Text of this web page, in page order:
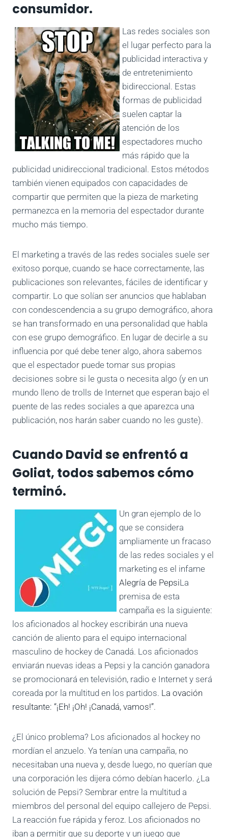
consumidor.
Las redes sociales son
el lugar perfecto para la
publicidad interactiva y
de entretenimiento
bidireccional. Estas
formas de publicidad
suelen captar la
atención de los
espectadores mucho
más rápido que la
publicidad unidireccional tradicional. Estos métodos
también vienen equipados con capacidades de
compartir que permiten que la pieza de marketing
permanezca en la memoria del espectador durante
mucho más tiempo.
El marketing a través de las redes sociales suele ser
exitoso porque, cuando se hace correctamente, las
publicaciones son relevantes, fáciles de identificar y
compartir. Lo que solían ser anuncios que hablaban
con condescendencia a su grupo demográfico, ahora
se han transformado en una personalidad que habla
con ese grupo demográfico. En lugar de decirle a su
influencia por qué debe tener algo, ahora sabemos
que el espectador puede tomar sus propias
decisiones sobre si le gusta o necesita algo (y en un
mundo lleno de trolls de Internet que esperan bajo el
puente de las redes sociales a que aparezca una
publicación, nos harán saber cuando no les guste).
Cuando David se enfrentó a
Goliat, todos sabemos cómo
terminó.
Un gran ejemplo de lo
que se considera
ampliamente un fracaso
de las redes sociales y el
marketing es el infame
Alegría de PepsiLa
premisa de esta
campaña es la siguiente:
los aficionados al hockey escribirán una nueva
canción de aliento para el equipo internacional
masculino de hockey de Canadá. Los aficionados
enviarán nuevas ideas a Pepsi y la canción ganadora
se promocionará en televisión, radio e Internet y será
coreada por la multitud en los partidos. La ovación
resultante: “¡Eh! ¡Oh! ¡Canadá, vamos!”.
¿El único problema? Los aficionados al hockey no
mordían el anzuelo. Ya tenían una campaña, no
necesitaban una nueva y, desde luego, no querían que
una corporación les dijera cómo debían hacerlo. ¿La
solución de Pepsi? Sembrar entre la multitud a
miembros del personal del equipo callejero de Pepsi.
La reacción fue rápida y feroz. Los aficionados no
iban a permitir que su deporte y un juego que